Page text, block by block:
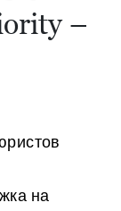
–
на